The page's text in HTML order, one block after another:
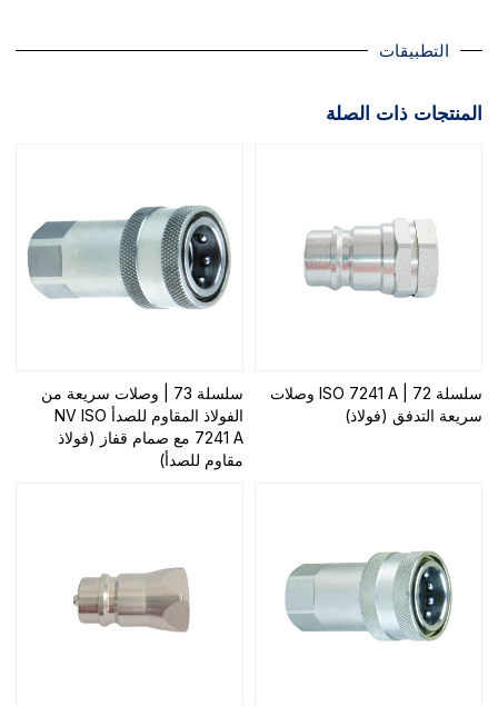
التطبيقات
المنتجات ذات الصلة
سلسلة 72 | ISO 7241 A وصلات
سريعة التدفق (فولاذ)
سلسلة 73 | وصلات سريعة من
الفولاذ المقاوم للصدأ NV ISO
7241 A مع صمام قفاز (فولاذ
مقاوم للصدأ)